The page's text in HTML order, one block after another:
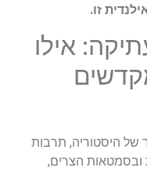
זו.
אילו
של היסטוריה, תרבות
ובסמטאות הצרים,